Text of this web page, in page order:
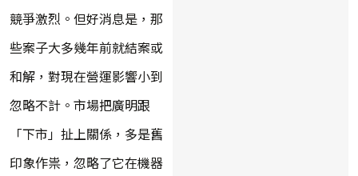
競爭激烈。但好消息是，那
些案子大多幾年前就結案或
和解，對現在營運影響小到
忽略不計。市場把廣明跟
「下市」扯上關係，多是舊
印象作祟，忽略了它在機器